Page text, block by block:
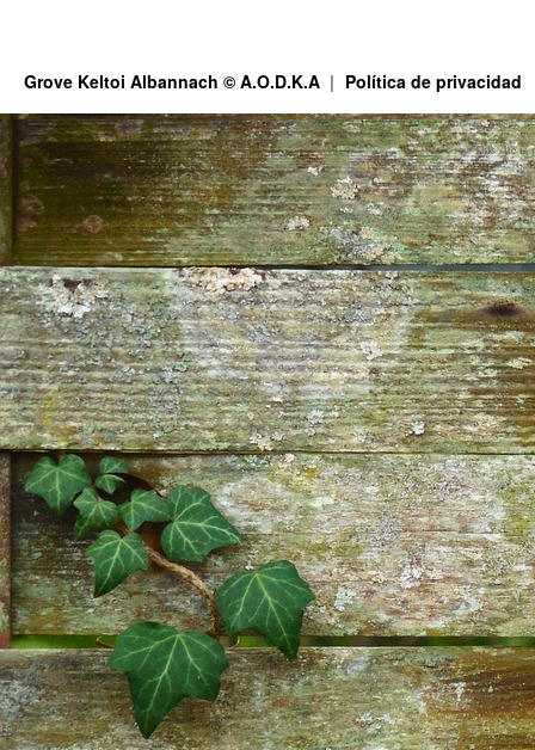
Grove Keltoi Albannach © A.O.D.K.A Política de privacidad
This site is